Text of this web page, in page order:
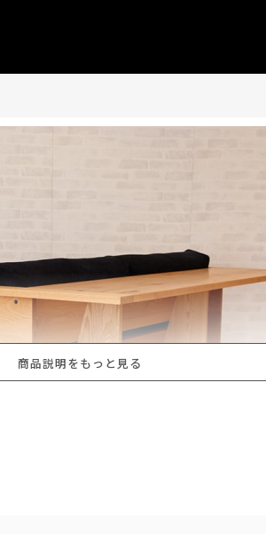
商品説明をもっと見る